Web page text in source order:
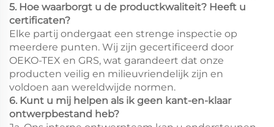
5. Hoe waarborgt u de productkwaliteit? Heeft u
certificaten?
Elke partij ondergaat een strenge inspectie op
meerdere punten. Wij zijn gecertificeerd door
OEKO-TEX en GRS, wat garandeert dat onze
producten veilig en milieuvriendelijk zijn en
voldoen aan wereldwijde normen.
6. Kunt u mij helpen als ik geen kant-en-klaar
ontwerpbestand heb?